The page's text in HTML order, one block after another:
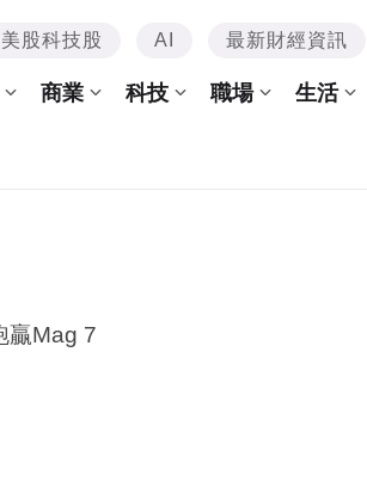
美股科技股 AI 最新財經資訊
商業 科技 職場 生活
贏Mag 7